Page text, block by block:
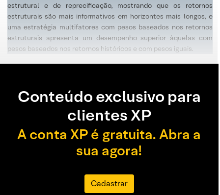
estrutural e de reprecificação, mostrando que os retornos
estruturais são mais informativos em horizontes mais longos, e
uma estratégia multifatores com pesos baseados nos retornos
estruturais apresenta um desempenho superior àquelas com
pesos baseados nos retornos históricos e com pesos iguais.
Conteúdo exclusivo para
clientes XP
A conta XP é gratuita. Abra a
sua agora!
Cadastrar